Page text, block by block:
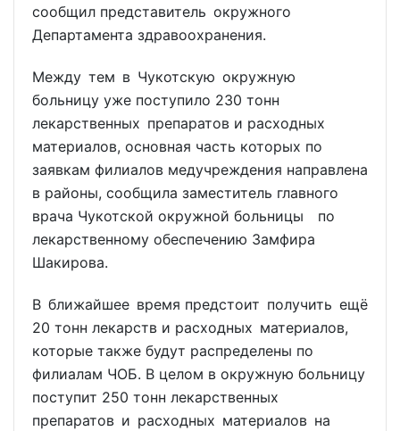
сообщил представитель окружного
Департамента здравоохранения.
Между тем в Чукотскую окружную
больницу уже поступило 230 тонн
лекарственных препаратов и расходных
материалов, основная часть которых по
заявкам филиалов медучреждения направлена
в районы, сообщила заместитель главного
врача Чукотской окружной больницы по
лекарственному обеспечению Замфира
Шакирова.
В ближайшее время предстоит получить ещё
20 тонн лекарств и расходных материалов,
которые также будут распределены по
филиалам ЧОБ. В целом в окружную больницу
поступит 250 тонн лекарственных
препаратов и расходных материалов на